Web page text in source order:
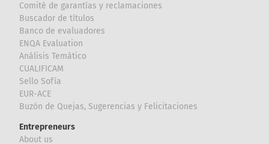
Comité de garantías y reclamaciones
Buscador de títulos
Banco de evaluadores
ENQA Evaluation
Análisis Temático
CUALIFICAM
Sello Sofía
EUR-ACE
Buzón de Quejas, Sugerencias y Felicitaciones
Entrepreneurs
About us